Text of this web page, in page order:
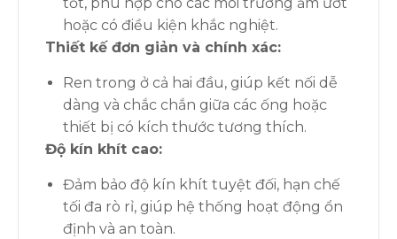
hoặc có điều kiện khắc nghiệt.
Thiết kế đơn giản và chính xác:
Ren trong ở cả hai đầu, giúp kết nối dễ
dàng và chắc chắn giữa các ống hoặc
thiết bị có kích thước tương thích.
Độ kín khít cao:
Đảm bảo độ kín khít tuyệt đối, hạn chế
tối đa rò rỉ, giúp hệ thống hoạt động ổn
định và an toàn.